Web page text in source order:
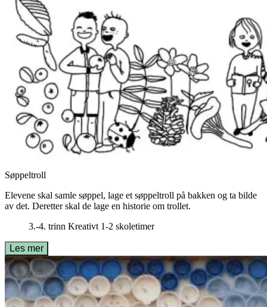
Søppeltroll
Elevene skal samle søppel, lage et søppeltroll på bakken og ta bilde
av det. Deretter skal de lage en historie om trollet.
3.-4. trinn Kreativt 1-2 skoletimer
Les mer